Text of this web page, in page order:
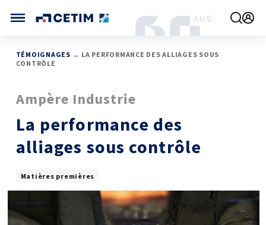
CETIM FRANCE
INTERNATIONAL
CETIM ALLEMAGNE
AGENDA
ACTUALITÉS
CETIM INFOS
VIDÉOS
IMPLANTATIONS
NOUS REJOINDRE
TÉMOIGNAGES → LA PERFORMANCE DES ALLIAGES SOUS
CONTRÔLE
Ampère Industrie
La performance des
alliages sous contrôle
Matières premières